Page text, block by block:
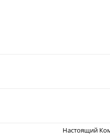
Настоящий